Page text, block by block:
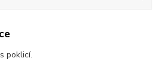
poklicí.